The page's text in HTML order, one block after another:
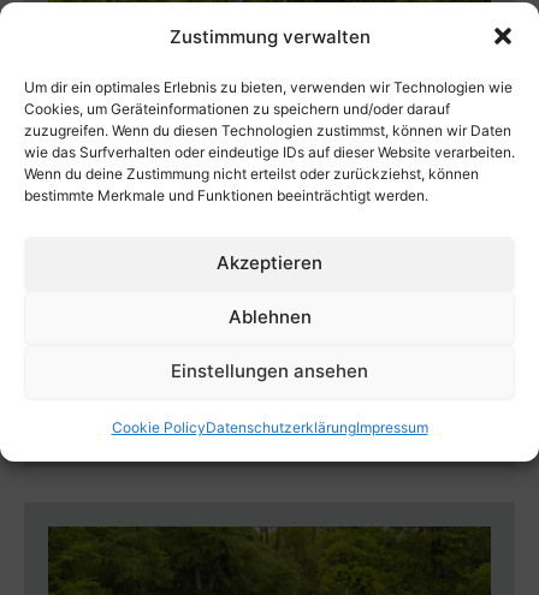
Zustimmung verwalten
Um dir ein optimales Erlebnis zu bieten, verwenden wir Technologien wie
Cookies, um Geräteinformationen zu speichern und/oder darauf
zuzugreifen. Wenn du diesen Technologien zustimmst, können wir Daten
wie das Surfverhalten oder eindeutige IDs auf dieser Website verarbeiten.
Wenn du deine Zustimmung nicht erteilst oder zurückziehst, können
bestimmte Merkmale und Funktionen beeinträchtigt werden.
Akzeptieren
Ablehnen
Einstellungen ansehen
Cookie PolicyDatenschutz­erklärungImpressum
eine Menge Platz und kann mit bis zu fünf
eine kleine Kuschelschlafcouch zum…